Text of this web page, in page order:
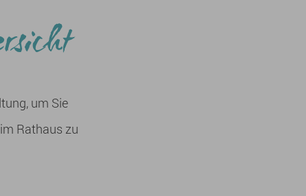
um Sie
Rathaus zu